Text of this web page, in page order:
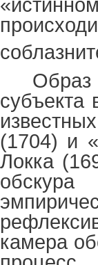
субъекта
(1704) и
Локка
камера